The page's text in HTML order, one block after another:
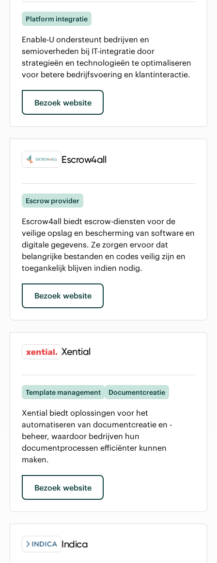
Platform integratie
Enable-U ondersteunt bedrijven en
semioverheden bij IT-integratie door
strategieën en technologieën te optimaliseren
voor betere bedrijfsvoering en klantinteractie.
Bezoek website
Escrow4all
Escrow provider
Escrow4all biedt escrow-diensten voor de
veilige opslag en bescherming van software en
digitale gegevens. Ze zorgen ervoor dat
belangrijke bestanden en codes veilig zijn en
toegankelijk blijven indien nodig.
Bezoek website
Xential
Template management Documentcreatie
Xential biedt oplossingen voor het
automatiseren van documentcreatie en -
beheer, waardoor bedrijven hun
documentprocessen efficiënter kunnen
maken.
Bezoek website
Indica